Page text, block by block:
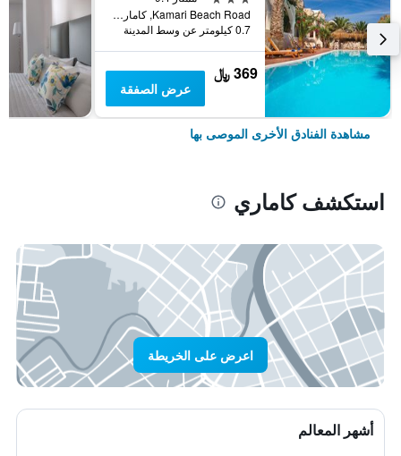
Kamari Beach Road, كاماري, اليونان
0.7 كيلومتر عن وسط المدينة
369 ﷼
عرض الصفقة
مشاهدة الفنادق الأخرى الموصى بها
استكشف كاماري
اعرض على الخريطة
أشهر المعالم